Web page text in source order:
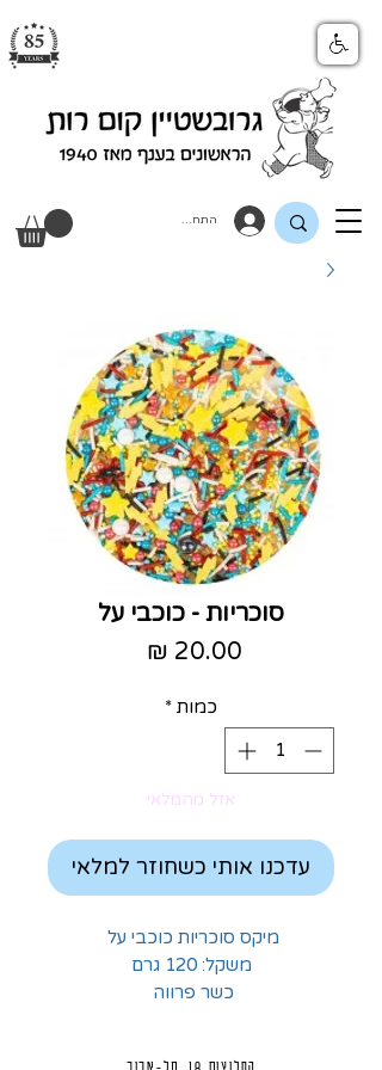
התחבר
סוכריות - כוכבי על
כמות *
אזל מהמלאי
עדכנו אותי כשחוזר למלאי
מיקס סוכריות כוכבי על
משקל: 120 גרם
כשר פרווה